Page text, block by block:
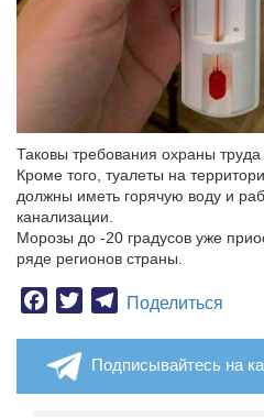
Таковы требования охраны
Кроме того, туалеты на
должны иметь горячую воду и
канализации.
Морозы до -20 градусов уже
ряде регионов страны.
Facebook
TwitterTelegram
Поделиться
Подписывайтесь на